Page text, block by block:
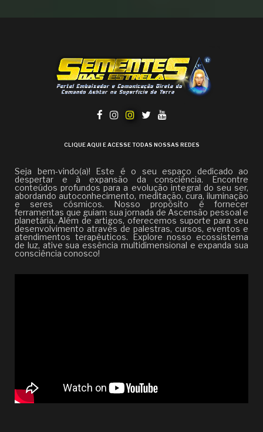
CLIQUE AQUI E ACESSE TODAS NOSSAS REDES
Seja bem-vindo(a)! Este é o seu espaço dedicado ao
despertar e à expansão da consciência. Encontre
conteúdos profundos para a evolução integral do seu ser,
abordando autoconhecimento, meditação, cura, iluminação
e seres cósmicos. Nosso propósito é fornecer
ferramentas que guiam sua jornada de Ascensão pessoal e
planetária. Além de artigos, oferecemos suporte para seu
desenvolvimento através de palestras, cursos, eventos e
atendimentos terapêuticos. Explore nosso ecossistema
de luz, ative sua essência multidimensional e expanda sua
consciência conosco!